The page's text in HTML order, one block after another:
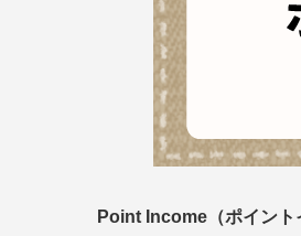
Point Income（ポイント